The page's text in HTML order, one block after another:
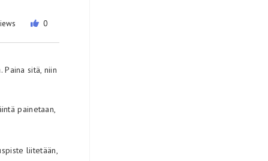
0
sitä, niin
painetaan,
liitetään,